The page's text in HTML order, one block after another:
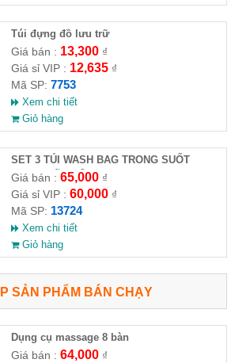
Túi đựng đồ lưu trữ
Giá bán : 13,300₫
Giá sỉ VIP : 12,635₫
Mã SP: 7753
Xem chi tiết
Giỏ hàng
SET 3 TÚI WASH BAG TRONG SUỐT
ĐỰNG MỸ PHẨM
Giá bán : 65,000₫
Giá sỉ VIP : 60,000₫
Mã SP: 13724
Xem chi tiết
Giỏ hàng
SẢN PHẨM BÁN CHẠY
Dụng cụ massage 8 bàn
Giá bán : 64,000₫